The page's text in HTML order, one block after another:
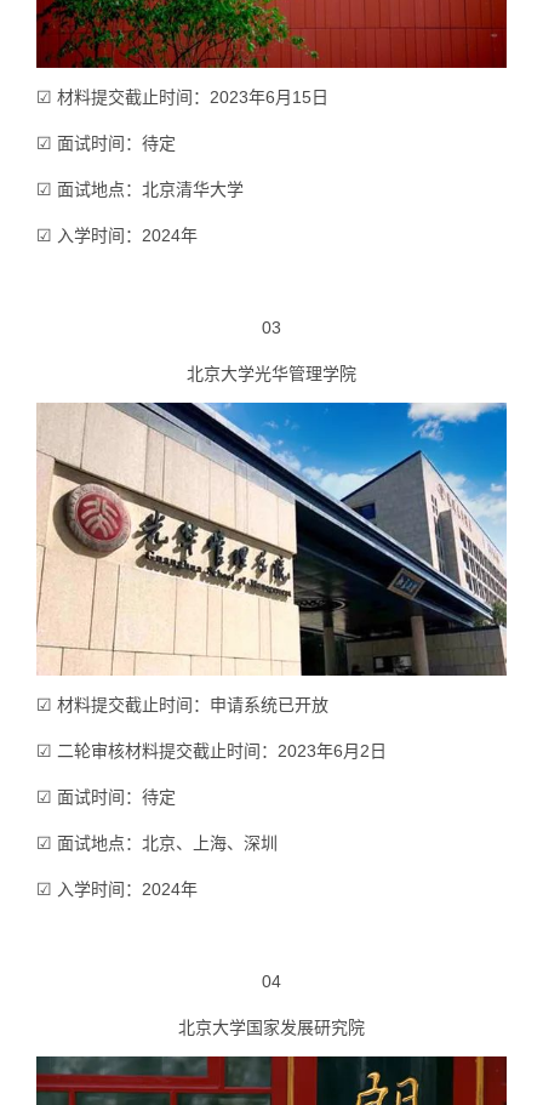
☑ 材料提交截止时间：2023年6月15日
☑ 面试时间：待定
☑ 面试地点：北京清华大学
☑ 入学时间：2024年
03
北京大学光华管理学院
☑ 材料提交截止时间：申请系统已开放
☑ 二轮审核材料提交截止时间：2023年6月2日
☑ 面试时间：待定
☑ 面试地点：北京、上海、深圳
☑ 入学时间：2024年
04
北京大学国家发展研究院